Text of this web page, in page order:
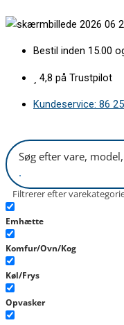
til
Bestil inden 15.00
4,8 på Trustpilot
Kundeservice: 86
Filtrerer efter
Emhætte
Komfur/Ovn/Kog
Køl/Frys
Opvasker
for
Pyrolyse